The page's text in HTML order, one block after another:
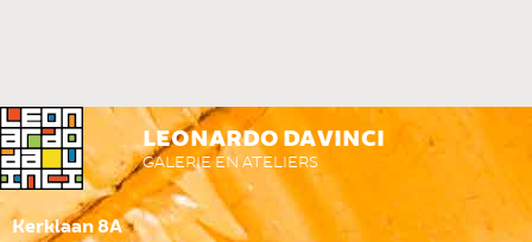
LEONARDO DA VINCI
GALERIE EN ATELIERS
Kerklaan 8A